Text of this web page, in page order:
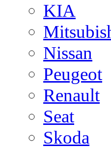
KIA
Nissan
Peugeot
Renault
Seat
Skoda